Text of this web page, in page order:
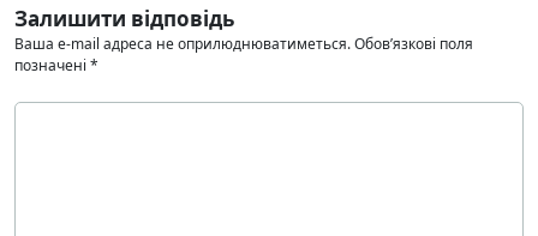
Залишити відповідь
Ваша e-mail адреса не оприлюднюватиметься.Обов’язкові поля
позначені *